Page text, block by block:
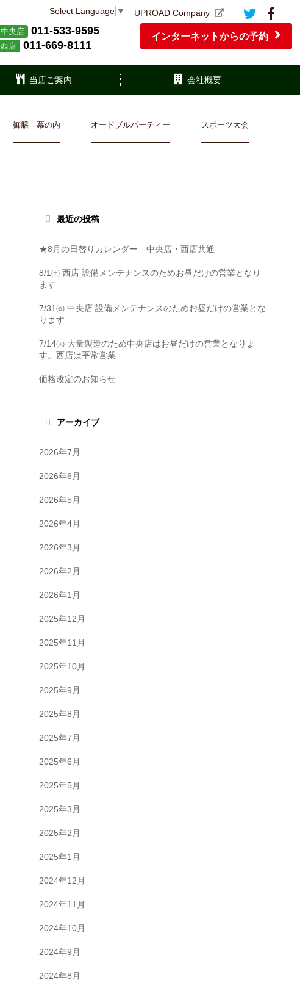
Select Language ▼
UPROAD Company
中央店 011-533-9595
西店 011-669-8111
インターネットからの予約
当店ご案内 会社概要
御膳 幕の内 オードブルパーティー スポーツ大会
最近の投稿
★8月の日替りカレンダー 中央店・西店共通
8/1㈯ 西店 設備メンテナンスのためお昼だけの営業となり
ます
7/31㈮ 中央店 設備メンテナンスのためお昼だけの営業とな
ります
7/14㈫ 大量製造のため中央店はお昼だけの営業となりま
す。西店は平常営業
価格改定のお知らせ
アーカイブ
2026年7月
2026年6月
2026年5月
2026年4月
2026年3月
2026年2月
2026年1月
2025年12月
2025年11月
2025年10月
2025年9月
2025年8月
2025年7月
2025年6月
2025年5月
2025年3月
2025年2月
2025年1月
2024年12月
2024年11月
2024年10月
2024年9月
2024年8月